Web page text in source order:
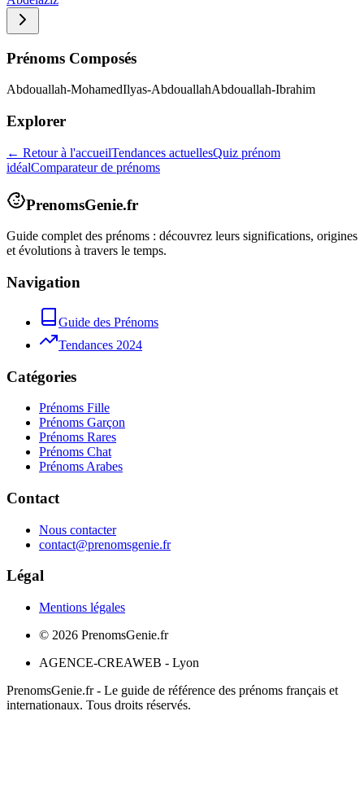
Prénoms Composés
Abdouallah-MohamedIlyas-AbdouallahAbdouallah-Ibrahim
Explorer
← Retour à l'accueilTendances actuellesQuiz prénom
idéalComparateur de prénoms
PrenomsGenie.fr
Guide complet des prénoms : découvrez leurs significations, origines
et évolutions à travers le temps.
Navigation
Guide des Prénoms
Tendances 2024
Catégories
Prénoms Fille
Prénoms Garçon
Prénoms Rares
Prénoms Chat
Prénoms Arabes
Contact
Nous contacter
contact@prenomsgenie.fr
Légal
Mentions légales
© 2026 PrenomsGenie.fr
AGENCE-CREAWEB - Lyon
PrenomsGenie.fr - Le guide de référence des prénoms français et
internationaux. Tous droits réservés.